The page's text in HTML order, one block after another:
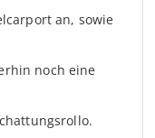
an, sowie
noch eine